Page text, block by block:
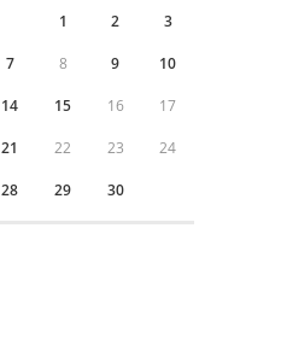
1 2 3
7 8 9 10
14 15 16 17
21 22 23 24
28 29 30